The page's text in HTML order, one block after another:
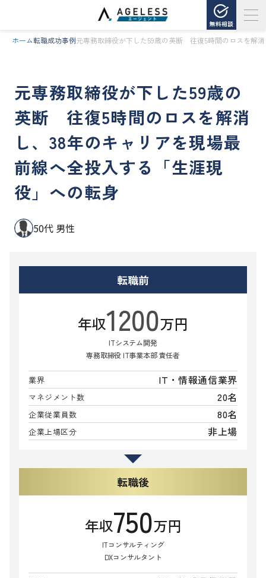
無料相談
ホーム転職成功事例元専務取締役が下した59歳の英断 往復5時間のロスを解
元専務取締役が下した59歳の
英断 往復5時間のロスを解消
し、38年のキャリアを現場最
前線へ全投入する「生涯現
役」への転身
50代 男性
転職前
年収1200万円
ITシステム開発
専務取締役 IT事業本部 責任者
業界 IT・情報通信業界
マネジメント数 20名
企業従業員数 80名
企業上場区分 非上場
転職後
年収750万円
ITコンサルティング
DXコンサルタント